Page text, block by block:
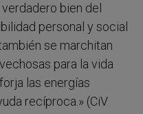
bien del
personal y social
se marchitan
para la vida
las energías
recíproca.» (CiV